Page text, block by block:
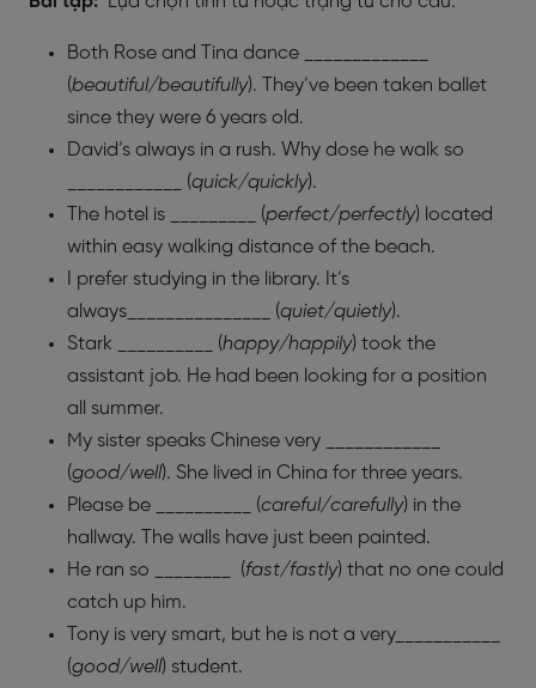
Both Rose and Tina dance _____________
(beautiful/beautifully). They’ve been taken ballet
since they were 6 years old.
David’s always in a rush. Why dose he walk so
____________ (quick/quickly).
The hotel is _________ (perfect/perfectly) located
within easy walking distance of the beach.
I prefer studying in the library. It’s
always_______________ (quiet/quietly).
Stark __________ (happy/happily) took the
assistant job. He had been looking for a position
all summer.
My sister speaks Chinese very ____________
(good/well). She lived in China for three years.
Please be __________ (careful/carefully) in the
hallway. The walls have just been painted.
He ran so ________ (fast/fastly) that no one could
catch up him.
Tony is very smart, but he is not a very___________
(good/well) student.